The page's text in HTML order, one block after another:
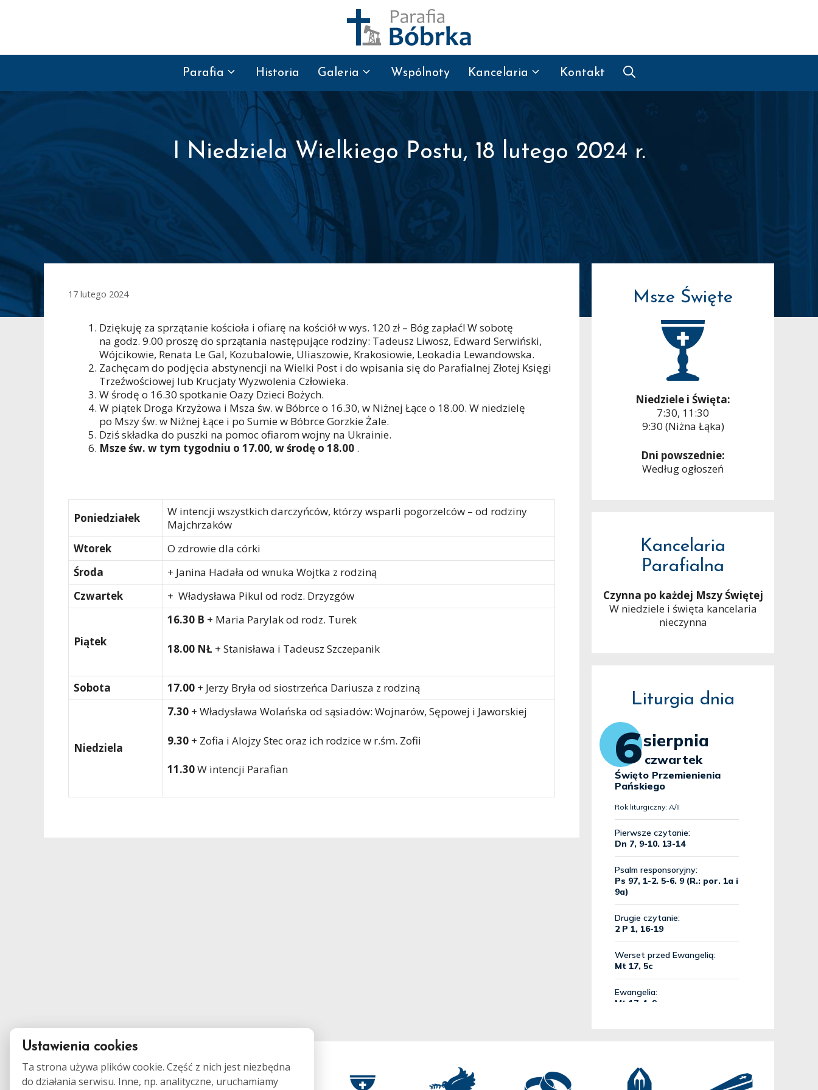
Parafia Historia Galeria Wspólnoty Kancelaria Kontakt
I Niedziela Wielkiego Postu, 18 lutego 2024 r.
17 lutego 2024
Dziękuję za sprzątanie kościoła i ofiarę na kościół w wys. 120 zł – Bóg zapłać! W sobotę
na godz. 9.00 proszę do sprzątania następujące rodziny: Tadeusz Liwosz, Edward Serwiński,
Wójcikowie, Renata Le Gal, Kozubalowie, Uliaszowie, Krakosiowie, Leokadia Lewandowska.
Zachęcam do podjęcia abstynencji na Wielki Post i do wpisania się do Parafialnej Złotej Księgi
Trzeźwościowej lub Krucjaty Wyzwolenia Człowieka.
W środę o 16.30 spotkanie Oazy Dzieci Bożych.
W piątek Droga Krzyżowa i Msza św. w Bóbrce o 16.30, w Niżnej Łące o 18.00. W niedzielę
po Mszy św. w Niżnej Łące i po Sumie w Bóbrce Gorzkie Żale.
Dziś składka do puszki na pomoc ofiarom wojny na Ukrainie.
Msze św. w tym tygodniu o 17.00, w środę o 18.00 .
Poniedziałek
W intencji wszystkich darczyńców, którzy wsparli pogorzelców – od rodziny
Majchrzaków
Wtorek
O zdrowie dla córki
Środa
+ Janina Hadała od wnuka Wojtka z rodziną
Czwartek
+ Władysława Pikul od rodz. Drzyzgów
Piątek
16.30 B + Maria Parylak od rodz. Turek
18.00 NŁ + Stanisława i Tadeusz Szczepanik
Sobota 17.00 + Jerzy Bryła od siostrzeńca Dariusza z rodziną
Niedziela
7.30 + Władysława Wolańska od sąsiadów: Wojnarów, Sępowej i Jaworskiej
9.30 + Zofia i Alojzy Stec oraz ich rodzice w r.śm. Zofii
11.30W intencji Parafian
Msze Święte
Niedziele i Święta:
7:30, 11:30
9:30 (Niżna Łąka)
Dni powszednie:
Według ogłoszeń
Kancelaria
Parafialna
Czynna po każdej Mszy Świętej
W niedziele i święta kancelaria
nieczynna
Liturgia dnia
Ustawienia cookies
Ta strona używa plików cookie. Część z nich jest niezbędna
do działania serwisu. Inne, np. analityczne, uruchamiamy